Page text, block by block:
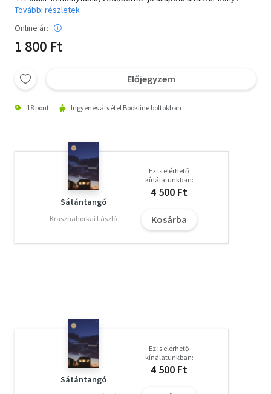
További részletek
Online ár:
1 800 Ft
Előjegyzem
18 pont Ingyenes átvétel Bookline boltokban
Sátántangó
Krasznahorkai László
Ez is elérhető
kínálatunkban:
4 500 Ft
Kosárba
Sátántangó
Ez is elérhető
kínálatunkban:
4 500 Ft